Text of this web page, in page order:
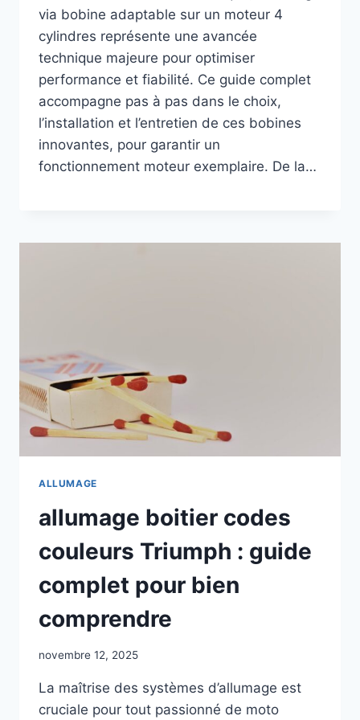
via bobine adaptable sur un moteur 4
cylindres représente une avancée
technique majeure pour optimiser
performance et fiabilité. Ce guide complet
accompagne pas à pas dans le choix,
l’installation et l’entretien de ces bobines
innovantes, pour garantir un
fonctionnement moteur exemplaire. De la…
ALLUMAGE
allumage boitier codes
couleurs Triumph : guide
complet pour bien
comprendre
novembre 12, 2025
La maîtrise des systèmes d’allumage est
cruciale pour tout passionné de moto